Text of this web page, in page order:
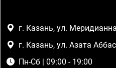
г. Казань, ул.
г. Казань, ул. Азата
Пн-Сб | 09:00 - 19:00